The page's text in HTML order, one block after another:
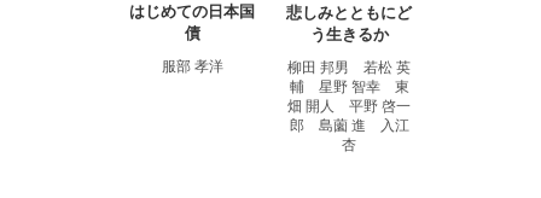
はじめての日本国
債
服部 孝洋
悲しみとともにど
う生きるか
柳田 邦男 若松 英
輔 星野 智幸 東
畑 開人 平野 啓一
郎 島薗 進 入江
杏